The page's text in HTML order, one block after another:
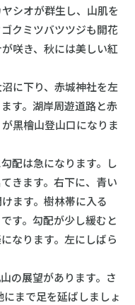
シオが群生し、山肌を
クミツバツツジも開花
咲き、秋には美しい紅
に下り、赤城神社を左
す。湖岸周遊道路と赤
黒檜山登山口になりま
配は急になります。し
きます。右下に、青い
ます。樹林帯に入る
す。勾配が少し緩むと
なります。左にしばら
の展望があります。さ
まで足を延ばしましょ